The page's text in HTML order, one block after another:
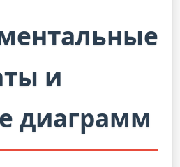
и
диаграмм